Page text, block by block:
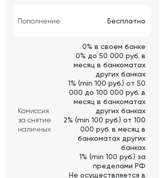
Пополнение Бесплатно
Комиссия
за снятие
наличных
0% в своем банке
0% до 50 000 руб. в
месяц в банкоматах
других банках
1% (min 100 руб.) от 50
000 до 100 000 руб. в
месяц в банкоматах
других банках
2% (min 100 руб.) от 100
000 руб. в месяц в
банкоматах других
банках
1% (min 100 руб.) за
пределами РФ
Не осуществляется в